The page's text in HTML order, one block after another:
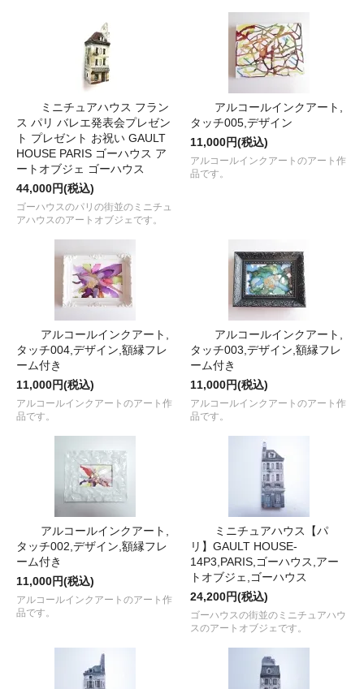
ミニチュアハウス フラン
ス パリ バレエ発表会プレゼン
ト プレゼント お祝い GAULT
HOUSE PARIS ゴーハウス ア
ートオブジェ ゴーハウス
44,000円(税込)
ゴーハウスのパリの街並のミニチュ
アハウスのアートオブジェです。
アルコールインクアート,
タッチ005,デザイン
11,000円(税込)
アルコールインクアートのアート作
品です。
アルコールインクアート,
タッチ004,デザイン,額縁フレ
ーム付き
11,000円(税込)
アルコールインクアートのアート作
品です。
アルコールインクアート,
タッチ003,デザイン,額縁フレ
ーム付き
11,000円(税込)
アルコールインクアートのアート作
品です。
アルコールインクアート,
タッチ002,デザイン,額縁フレ
ーム付き
11,000円(税込)
アルコールインクアートのアート作
品です。
ミニチュアハウス【パ
リ】GAULT HOUSE-
14P3,PARIS,ゴーハウス,アー
トオブジェ,ゴーハウス
24,200円(税込)
ゴーハウスの街並のミニチュアハウ
スのアートオブジェです。